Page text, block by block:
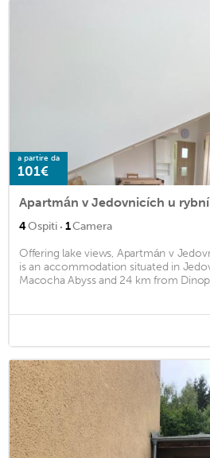
a partire da
101€
Apartmán v Jedovnicích u
4Ospiti · 1Camera
Offering lake views, Apartmán v
is an accommodation situated in
Macocha Abyss and 24 km from